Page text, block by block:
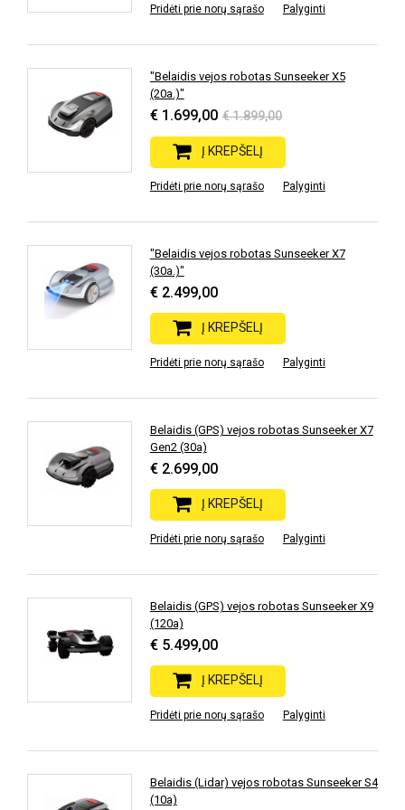
Pridėti prie norų sąrašo Palyginti
"Belaidis vejos robotas Sunseeker X5
(20a.)"
€ 1.699,00 € 1.899,00
Į KREPŠELĮ
Pridėti prie norų sąrašo Palyginti
"Belaidis vejos robotas Sunseeker X7
(30a.)"
€ 2.499,00
Į KREPŠELĮ
Pridėti prie norų sąrašo Palyginti
Belaidis (GPS) vejos robotas Sunseeker X7
Gen2 (30a)
€ 2.699,00
Į KREPŠELĮ
Pridėti prie norų sąrašo Palyginti
Belaidis (GPS) vejos robotas Sunseeker X9
(120a)
€ 5.499,00
Į KREPŠELĮ
Pridėti prie norų sąrašo Palyginti
Belaidis (Lidar) vejos robotas Sunseeker S4
(10a)